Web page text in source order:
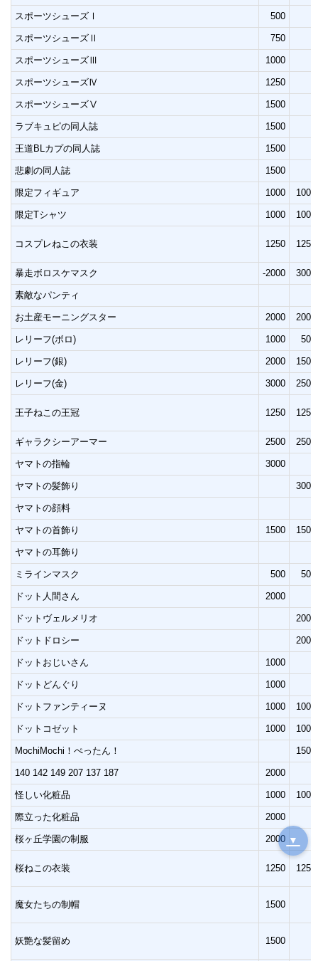
スポーツシューズⅠ 500
スポーツシューズⅡ 750
スポーツシューズⅢ 1000
スポーツシューズⅣ 1250
スポーツシューズⅤ 1500
ラブキュピの同人誌 1500
王道BLカプの同人誌 1500
悲劇の同人誌 1500
限定フィギュア 1000 1000
限定Tシャツ 1000 1000
コスプレねこの衣装 1250 1250
暴走ボロスケマスク -2000 3000
素敵なパンティ
お土産モーニングスター 2000 2000
レリーフ(ボロ) 1000 500
レリーフ(銀) 2000 1500
レリーフ(金) 3000 2500
王子ねこの王冠 1250 1250
ギャラクシーアーマー 2500 2500
ヤマトの指輪 3000
ヤマトの髪飾り 3000
ヤマトの顔料
ヤマトの首飾り 1500 1500
ヤマトの耳飾り
ミラインマスク 500 500
ドット人間さん 2000
ドットヴェルメリオ 2000
ドットドロシー 2000
ドットおじいさん 1000
ドットどんぐり 1000
ドットファンティーヌ 1000 1000
ドットコゼット 1000 1000
MochiMochi！ぺったん！ 1500
140 142 149 207 137 187 2000
怪しい化粧品 1000 1000
際立った化粧品 2000
桜ヶ丘学園の制服 2000
桜ねこの衣装 1250 1250
魔女たちの制帽 1500
妖艶な髪留め 1500
▼